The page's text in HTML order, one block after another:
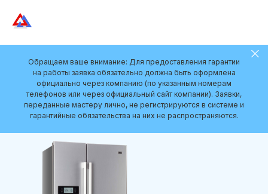
Обращаем ваше внимание: Для предоставления гарантии
на работы заявка обязательно должна быть оформлена
официально через компанию (по указанным номерам
телефонов или через официальный сайт компании). Заявки,
переданные мастеру лично, не регистрируются в системе и
гарантийные обязательства на них не распространяются.